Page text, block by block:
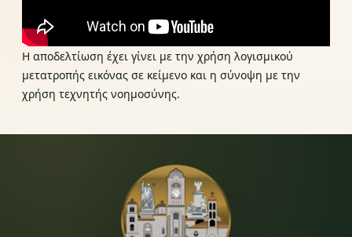
Η αποδελτίωση έχει γίνει με την χρήση λογισμικού
μετατροπής εικόνας σε κείμενο και η σύνοψη με την
χρήση τεχνητής νοημοσύνης.